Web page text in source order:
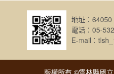
地址：
電話：05-
E-mail：
版權所有 ©雲林縣國